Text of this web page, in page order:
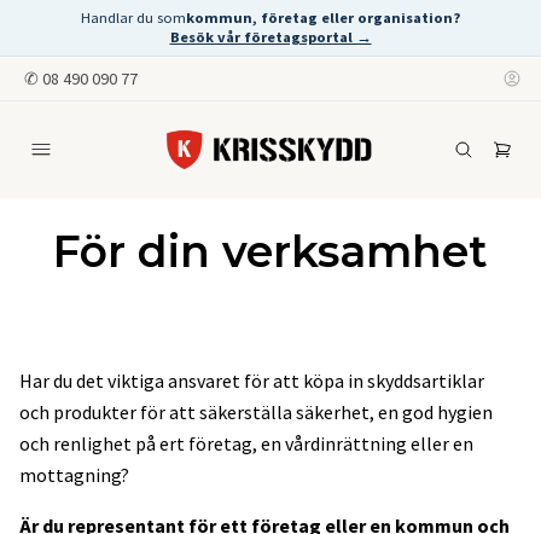
Handlar du somkommun, företag eller organisation?
Besök vår företagsportal →
✆ 08 490 090 77
För din verksamhet
Har du det viktiga ansvaret för att köpa in skyddsartiklar
och produkter för att säkerställa säkerhet, en god hygien
och renlighet på ert företag, en vårdinrättning eller en
mottagning?
Är du representant för ett företag eller en kommun och